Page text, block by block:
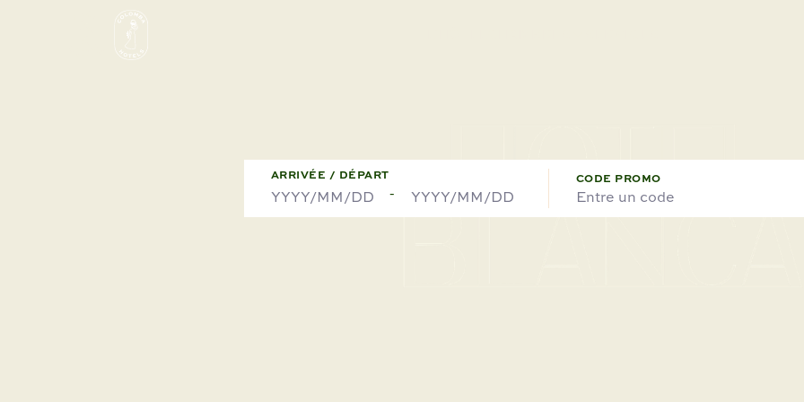
ARRIVÉE / DÉPART
-
CODE PROMO